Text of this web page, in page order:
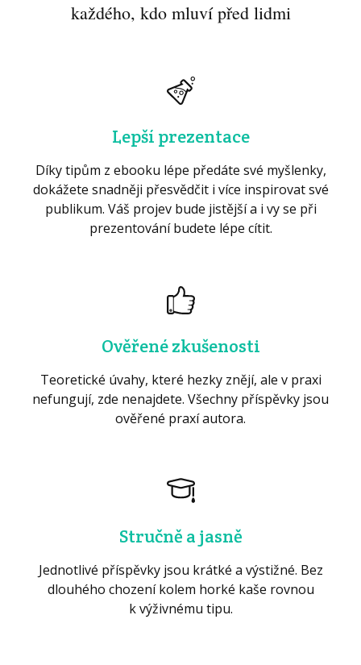
každého, kdo mluví před lidmi
Lepší prezentace
Díky tipům z ebooku lépe předáte své myšlenky,
dokážete snadněji přesvědčit i více inspirovat své
publikum. Váš projev bude jistější a i vy se při
prezentování budete lépe cítit.
Ověřené zkušenosti
Teoretické úvahy, které hezky znějí, ale v praxi
nefungují, zde nenajdete. Všechny příspěvky jsou
ověřené praxí autora.
Stručně a jasně
Jednotlivé příspěvky jsou krátké a výstižné. Bez
dlouhého chození kolem horké kaše rovnou
k výživnému tipu.